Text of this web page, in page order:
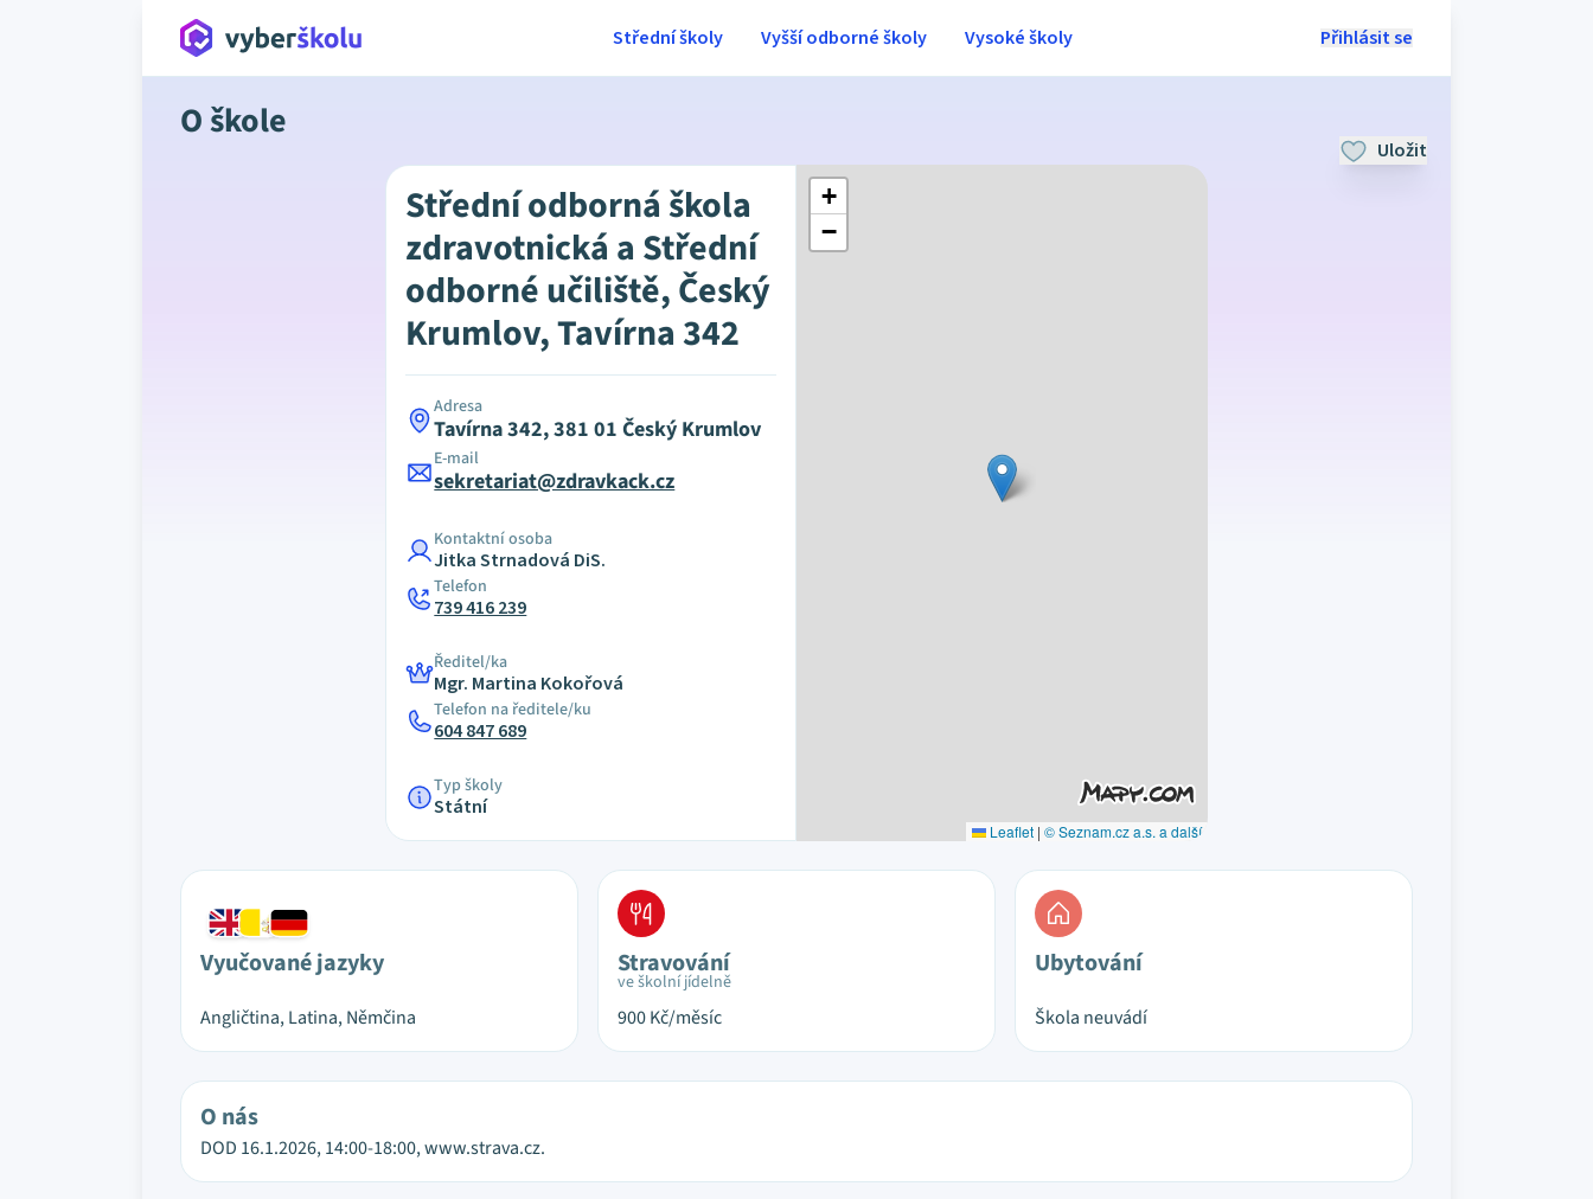
Přihlásit se
Střední školy Vyšší odborné školy Vysoké školy
O škole
Uložit
Střední odborná škola
zdravotnická a Střední
odborné učiliště, Český
Krumlov, Tavírna 342
Adresa
Tavírna 342, 381 01 Český Krumlov
E-mail
sekretariat@zdravkack.cz
Kontaktní osoba
Jitka Strnadová DiS.
Telefon
739 416 239
Ředitel/ka
Mgr. Martina Kokořová
Telefon na ředitele/ku
604 847 689
Typ školy
Státní
+
−
Leaflet | © Seznam.cz a.s. a další
Vyučované jazyky
Angličtina, Latina, Němčina
Stravování
ve školní jídelně
900Kč/měsíc
Ubytování
Škola neuvádí
O nás
DOD 16.1.2026, 14:00-18:00, www.strava.cz.